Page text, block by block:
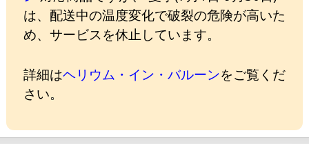
は、配送中の温度変化で破裂の危険が高いた
め、サービスを休止しています。
詳細はヘリウム・イン・バルーンをご覧くだ
さい。